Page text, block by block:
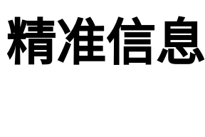
精准信息